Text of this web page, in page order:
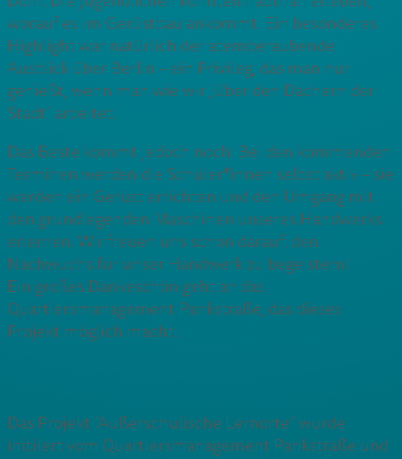
worauf es im Gerüstbau ankommt. Ein besonderes
Highlight war natürlich der atemberaubende
Ausblick über Berlin – ein Privileg, das man nur
genießt, wenn man wie wir „über den Dächern der
Stadt“ arbeitet.
Das Beste kommt jedoch noch: Bei den kommenden
Terminen werden die Schüler*innen selbst aktiv – sie
werden ein Gerüst errichten und den Umgang mit
den grundlegenden Maschinen unseres Handwerks
erlernen. Wir freuen uns schon darauf, den
Nachwuchs für unser Handwerk zu begeistern!
Ein großes Dankeschön geht an das
Quartiersmanagement Pankstraße, das dieses
Projekt möglich macht.
Das Projekt “Außerschulische Lernorte” wurde
initiiert vom Quartiersmanagement Pankstraße und